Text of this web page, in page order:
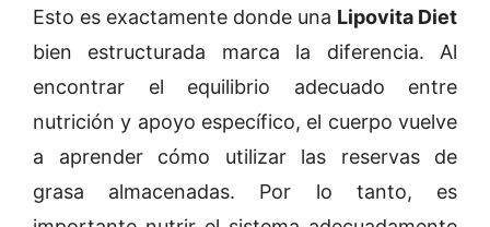
Esto es exactamente donde una Lipovita Diet
bien estructurada marca la diferencia. Al
encontrar el equilibrio adecuado entre
nutrición y apoyo específico, el cuerpo vuelve
a aprender cómo utilizar las reservas de
grasa almacenadas. Por lo tanto, es